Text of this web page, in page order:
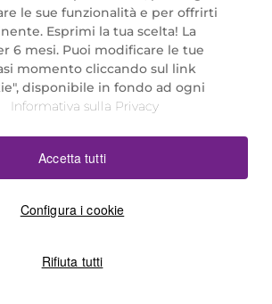
Italia S.r.l.
5, 20017 Rho (MI)
con P.IVA 13425220152.
APP
le sue funzionalità e per offrirti
Esprimi la tua scelta! La
6 mesi. Puoi modificare le tue
momento cliccando sul link
disponibile in fondo ad ogni
Informativa sulla Privacy
Configura i cookie
Rifiuta tutti
Accetta tutti